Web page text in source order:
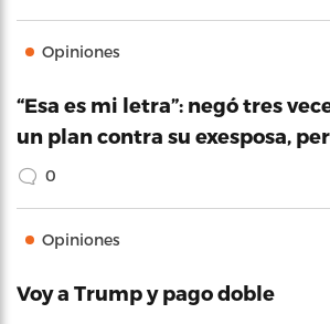
Opiniones
“Esa es mi letra”: negó tres
un plan contra su exesposa,
0
Opiniones
Voy a Trump y pago doble